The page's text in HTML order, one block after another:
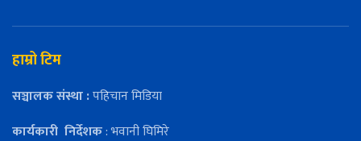
हाम्रो टिम
सञ्चालक संस्था :पहिचान मिडिया
कार्यकारी निर्देशक: भवानी घिमिरे